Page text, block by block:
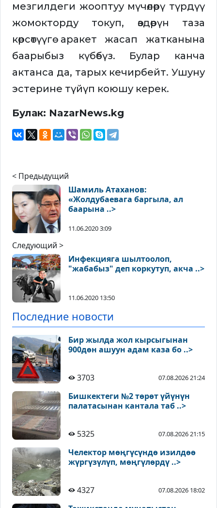
мезгилдеги жооптуу мүчөлөрү түрдүү
жомокторду токуп, өздөрүн таза
көрсөтүүгө аракет жасап жатканына
баарыбыз күбөбүз. Булар канча
актанса да, тарых кечирбейт. Ушуну
эстерине түйүп коюшу керек.
Булак: NazarNews.kg
< Предыдущий
Шамиль Атаханов:
«Жолдубаевага баргыла, ал
баарына ..>
11.06.2020 3:09
Следующий >
Инфекцияга шылтоолоп,
"жабабыз" деп коркутуп, акча ..>
11.06.2020 13:50
Последние новости
Бир жылда жол кырсыгынан
900дөн ашуун адам каза бо ..>
3703 07.08.2026 21:24
Бишкектеги №2 төрөт үйүнүн
палатасынан кантала таб ..>
5325 07.08.2026 21:15
Челектор мөңгүсүндө изилдөө
жүргүзүлүп, мөңгүлөрдү ..>
4327 07.08.2026 18:02